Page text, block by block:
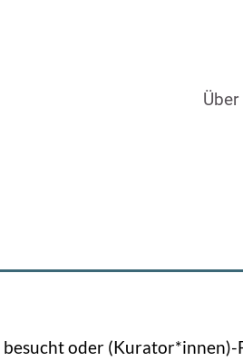
Über
besucht oder